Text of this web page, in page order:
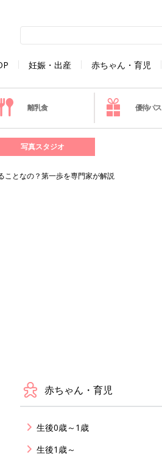
妊娠・出産 赤ちゃん・育児
離乳食 優待パス
写真スタジオ
ことなの？第一歩を専門家が解説
赤ちゃん・育児
生後0歳～1歳
生後1歳～